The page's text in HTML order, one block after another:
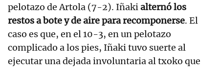
pelotazo de Artola (7-2). Iñakialternó los
restos a bote y de aire para recomponerse. El
caso es que, en el 10-3, en un pelotazo
complicado a los pies, Iñaki tuvo suerte al
ejecutar una dejada involuntaria al txoko que